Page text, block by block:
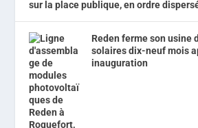
sur la place publique, en ordre
Reden ferme son usine
solaires dix-neuf mois
inauguration